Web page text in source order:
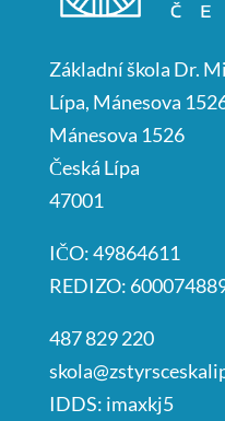
Základní škola Dr.
Lípa, Mánesova
Mánesova 1526
Česká Lípa
47001
IČO: 49864611
REDIZO:
487 829 220
IDDS: imaxkj5